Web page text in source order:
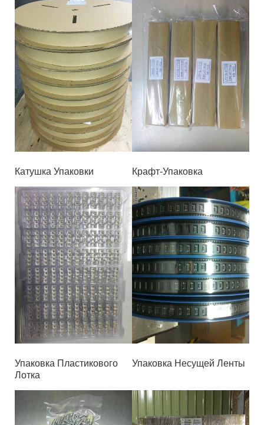
Катушка Упаковки Крафт-Упаковка
Упаковка Пластикового
Лотка
Упаковка Несущей Ленты